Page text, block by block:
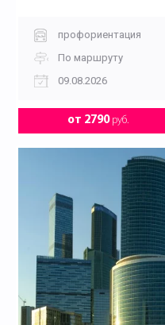
профориентация
По маршруту
09.08.2026
от 2790руб.